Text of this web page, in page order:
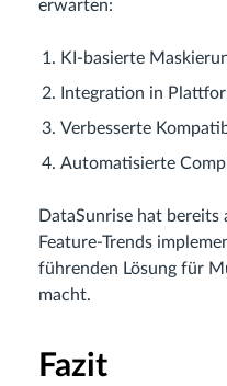
erwarten:
KI-basierte
Integration in
Verbesserte
Automatisierte
DataSunrise hat
Feature-Trends
führenden Lösung für
macht.
Fazit